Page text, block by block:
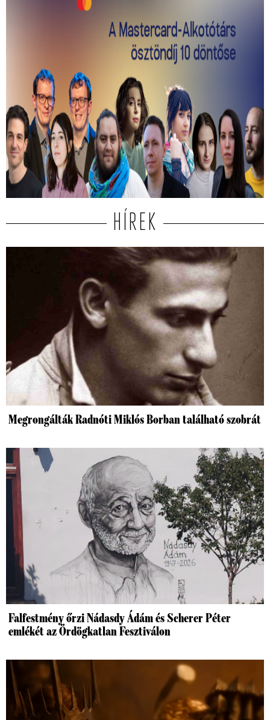
Kiválasztották a 2026-os Mastercard -
Alkotótárs ösztöndíj 10 döntősét!
Közülük kerül ki a két győztes.
HÍREK
Megrongálták Radnóti Miklós Borban található szobrát
Falfestmény őrzi Nádasdy Ádám és Scherer Péter
emlékét az Ördögkatlan Fesztiválon